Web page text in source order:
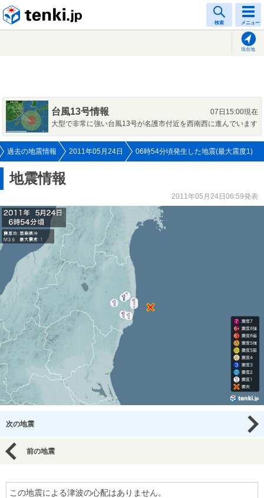
検索 メニュー
現在地
台風13号情報
07日15:00現在
大型で非常に強い台風13号が名護市付近を西南西に進んでいます
過去の地震情報 2011年05月24日 06時54分頃発生した地震(最大震度1)
地震情報
2011年05月24日06:59発表
次の地震
前の地震
この地震による津波の心配はありません。